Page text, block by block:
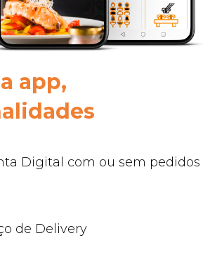
app,
Digital com ou sem pedidos
de Delivery